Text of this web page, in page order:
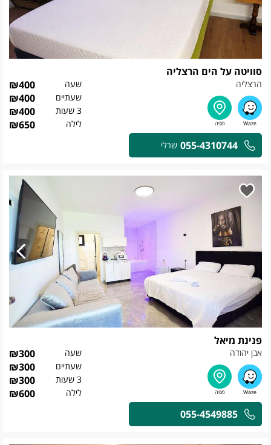
סוויטה על הים הרצליה
הרצליה שעה ₪400
שעתיים ₪400
3 שעות ₪400
לילה ₪650
055-4310744 שרלי
פנינת מיאל
אבן יהודה שעה ₪300
שעתיים ₪300
3 שעות ₪300
לילה ₪600
055-4549885